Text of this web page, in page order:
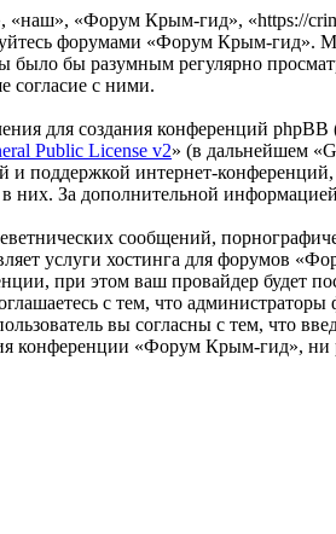
«Форум Крым-гид», «https://
форумами «Форум Крым-гид».
бы разумным регулярно
согласие с ними.
для создания конференций
Public License v2» (в дальнейшем
и поддержкой интернет-
них. За дополнительной
сообщений,
услуги хостинга для форумов
при этом ваш провайдер будет
с тем, что
вы согласны с тем, что
конференции «Форум Крым-гид», ни